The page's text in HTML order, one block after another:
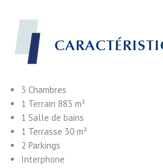
3 Chambres
1 Terrain 883 m²
1 Salle de bains
1 Terrasse 30 m²
2 Parkings
Interphone